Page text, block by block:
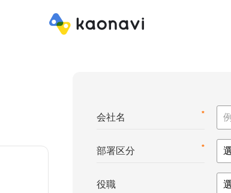
*
会社名
*
部署区分
役職